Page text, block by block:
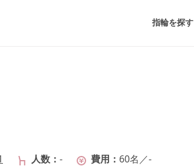
指輪を探す
人数 - 費用 60名 ／-